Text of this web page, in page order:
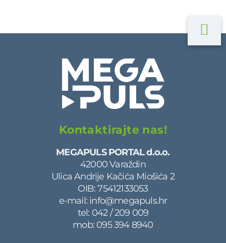
Kontaktirajte nas!
MEGAPULS PORTAL d.o.o.
42000 Varaždin
Ulica Andrije Kačića Miošića 2
OIB: 75412133053
e-mail: info@megapuls.hr
tel: 042 / 209 009
mob: 095 394 8940